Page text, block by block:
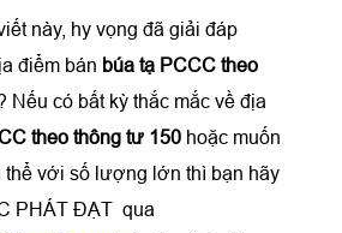
này, hy vọng đã giải đáp
điểm bán búa tạ PCCC theo
Nếu có bất kỳ thắc mắc về địa
theo thông tư 150 hoặc muốn
thể với số lượng lớn thì bạn hãy
PHÁT ĐẠT qua